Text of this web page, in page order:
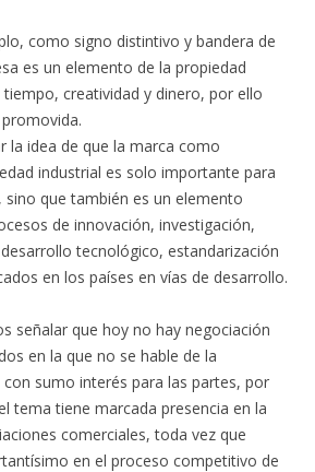
como signo distintivo y bandera de
es un elemento de la propiedad
creatividad y dinero, por ello
la idea de que la marca como
industrial es solo importante para
sino que también es un elemento
de innovación, investigación,
tecnológico, estandarización
en los países en vías de desarrollo.
señalar que hoy no hay negociación
en la que no se hable de la
sumo interés para las partes, por
tema tiene marcada presencia en la
comerciales, toda vez que
en el proceso competitivo de